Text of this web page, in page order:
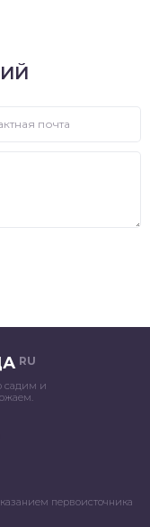
RU
садим и
первоисточника